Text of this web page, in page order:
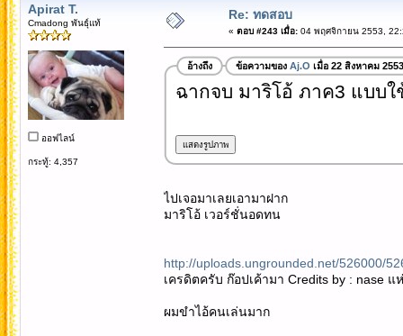
Apirat T.
Cmadong พันธุ์แท้
ออฟไลน์
กระทู้: 4,357
Re: ทดสอบ
« ตอบ #243 เมื่อ:04 พฤศจิกายน 2553,
อ้างถึง ข้อความของ Aj.O เมื่อ 22 สิงหาคม
ฉากจบ มาริโอ้ ภาค3 แบบใ
ไปเจอมาเลยเอามาฝาก
มาริโอ้ เวอร์ชั่นอดทน
http://uploads.ungrounded.net/526000/
เครดิตครับ ก๊อปเค้ามา Credits by : nase แ
ผมขำไอ้คนเล่นมาก